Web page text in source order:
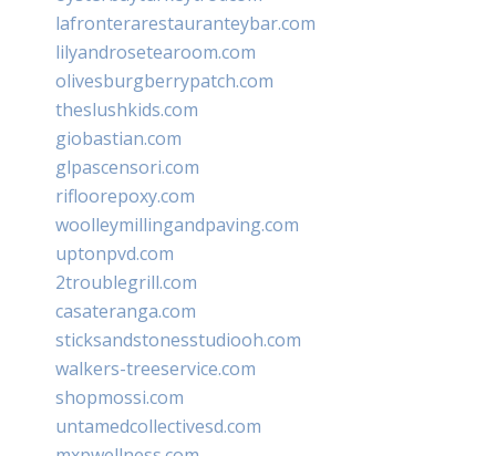
lafronterarestauranteybar.com
lilyandrosetearoom.com
olivesburgberrypatch.com
theslushkids.com
giobastian.com
glpascensori.com
rifloorepoxy.com
woolleymillingandpaving.com
uptonpvd.com
2troublegrill.com
casateranga.com
sticksandstonesstudiooh.com
walkers-treeservice.com
shopmossi.com
untamedcollectivesd.com